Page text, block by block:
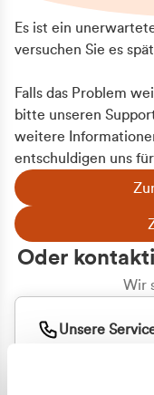
Es ist ein
versuchen Sie es
Falls das Problem
bitte unseren
weitere
entschuldigen uns
Oder
Wir
Unsere